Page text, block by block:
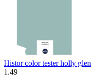
Histor color tester holly glen
1 .49